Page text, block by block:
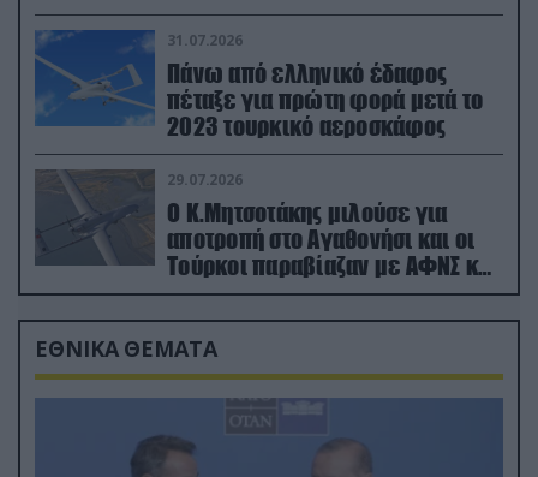
31.07.2026
Πάνω από ελληνικό έδαφος
πέταξε για πρώτη φορά μετά το
2023 τουρκικό αεροσκάφος
29.07.2026
Ο Κ.Μητσοτάκης μιλούσε για
αποτροπή στο Αγαθονήσι και οι
Τούρκοι παραβίαζαν με ΑΦΝΣ και
drone
ΕΘΝΙΚΑ ΘΕΜΑΤΑ